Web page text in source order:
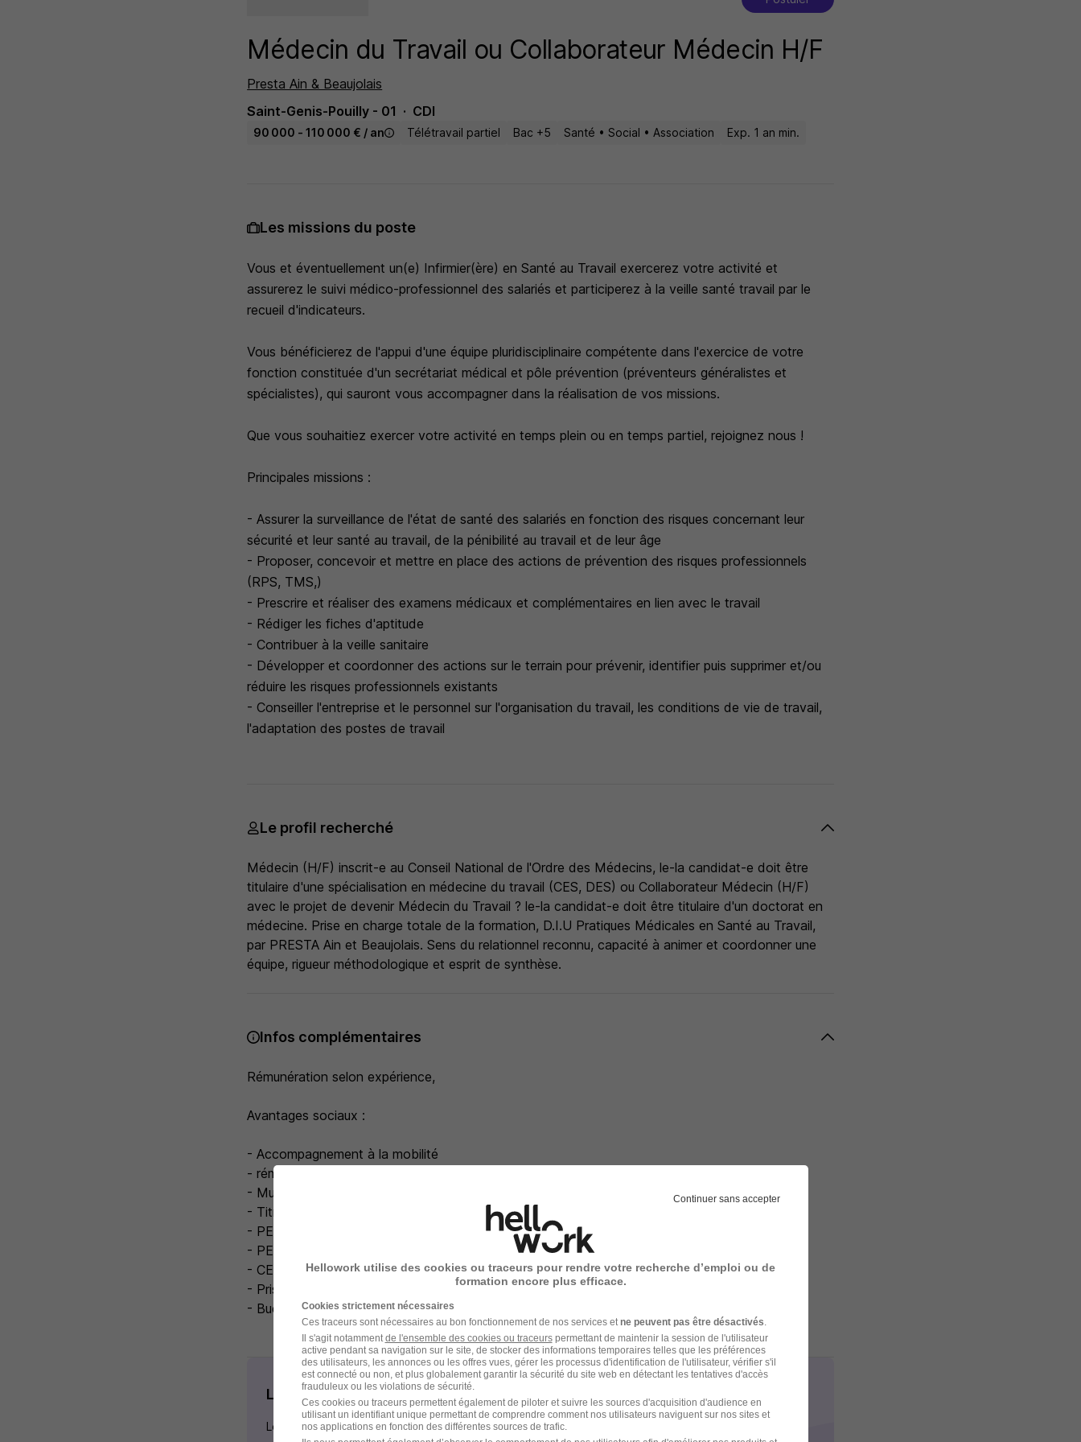
Médecin du Travail ou Collaborateur Médecin H/F
Presta Ain & Beaujolais
Saint-Genis-Pouilly - 01
CDI
90 000 - 110 000 € / an Télétravail partiel Bac +5 Santé • Social • Association Exp. 1 an min.
Les missions du poste
Vous et éventuellement un(e) Infirmier(ère) en Santé au Travail exercerez votre activité et
assurerez le suivi médico-professionnel des salariés et participerez à la veille santé travail par le
recueil d'indicateurs.
Vous bénéficierez de l'appui d'une équipe pluridisciplinaire compétente dans l'exercice de votre
fonction constituée d'un secrétariat médical et pôle prévention (préventeurs généralistes et
spécialistes), qui sauront vous accompagner dans la réalisation de vos missions.
Que vous souhaitiez exercer votre activité en temps plein ou en temps partiel, rejoignez nous !
Principales missions :
- Assurer la surveillance de l'état de santé des salariés en fonction des risques concernant leur
sécurité et leur santé au travail, de la pénibilité au travail et de leur âge
- Proposer, concevoir et mettre en place des actions de prévention des risques professionnels
(RPS, TMS,)
- Prescrire et réaliser des examens médicaux et complémentaires en lien avec le travail
- Rédiger les fiches d'aptitude
- Contribuer à la veille sanitaire
- Développer et coordonner des actions sur le terrain pour prévenir, identifier puis supprimer et/ou
réduire les risques professionnels existants
- Conseiller l'entreprise et le personnel sur l'organisation du travail, les conditions de vie de travail,
l'adaptation des postes de travail
Le profil recherché
Médecin (H/F) inscrit-e au Conseil National de l'Ordre des Médecins, le-la candidat-e doit être
titulaire d'une spécialisation en médecine du travail (CES, DES) ou Collaborateur Médecin (H/F)
avec le projet de devenir Médecin du Travail ? le-la candidat-e doit être titulaire d'un doctorat en
médecine. Prise en charge totale de la formation, D.I.U Pratiques Médicales en Santé au Travail,
par PRESTA Ain et Beaujolais. Sens du relationnel reconnu, capacité à animer et coordonner une
équipe, rigueur méthodologique et esprit de synthèse.
Infos complémentaires
Rémunération selon expérience,
Avantages sociaux :
- Accompagnement à la mobilité
- rémunération versée sur 13 mensualités
- Mutuelle santé familiale et Prévoyance
- Titres restaurant
- PEE
- PERECOL
- CET
- Prise en charge de l'inscription au conseil de l'ordre,
- Budget formation.
Les étapes de recrutement
Les étapes de recrutement peuvent varier selon l'offre à laquelle vous postulez.
Continuer sans accepter
Hellowork utilise des cookies ou traceurs pour rendre votre recherche d’emploi ou de
formation encore plus efficace.
Cookies strictement nécessaires
Ces traceurs sont nécessaires au bon fonctionnement de nos services et ne peuvent pas être désactivés
Il s'agit notamment de l'ensemble des cookies ou traceurspermettant de maintenir la session de l'utilisateur
active pendant sa navigation sur le site, de stocker des informations temporaires telles que les préférences
des utilisateurs, les annonces ou les offres vues, gérer les processus d'identification de l'utilisateur, vérifier s'il
est connecté ou non, et plus globalement garantir la sécurité du site web en détectant les tentatives d'accès
frauduleux ou les violations de sécurité.
Ces cookies ou traceurs permettent également de piloter et suivre les sources d'acquisition d'audience en
utilisant un identifiant unique permettant de comprendre comment nos utilisateurs naviguent sur nos sites et
nos applications en fonction des différentes sources de trafic.